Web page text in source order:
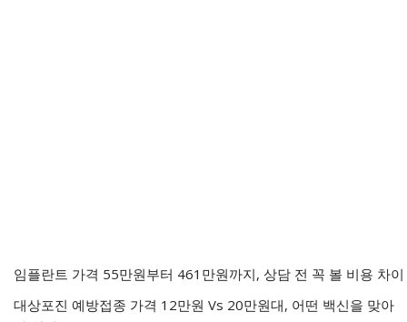
임플란트 가격 55만원부터 461만원까지, 상담 전 꼭 볼 비용 차이
대상포진 예방접종 가격 12만원 Vs 20만원대, 어떤 백신을 맞아